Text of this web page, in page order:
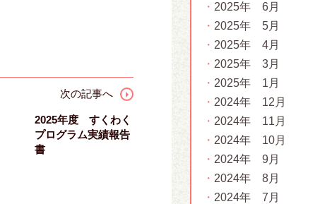
次の記事へ
2025年度 すくわく
プログラム実績報告
書
2025年 6月
2025年 5月
2025年 4月
2025年 3月
2025年 1月
2024年 12月
2024年 11月
2024年 10月
2024年 9月
2024年 8月
2024年 7月